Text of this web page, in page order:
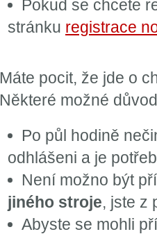
Pokud se chcete
stránku registrace
Máte pocit, že jde o
Některé možné
Po půl hodině
odhlášeni a je
Není možno být
jiného stroje, jste z
Abyste se mohli